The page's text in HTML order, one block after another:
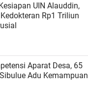
UIN Alauddin,
Rp1 Triliun
Aparat Desa, 65
Adu Kemampuan